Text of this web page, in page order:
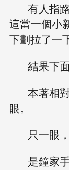
有人指
這當一個小
下劃拉了一
結果下
本著相
眼。
只一眼
是鐘家